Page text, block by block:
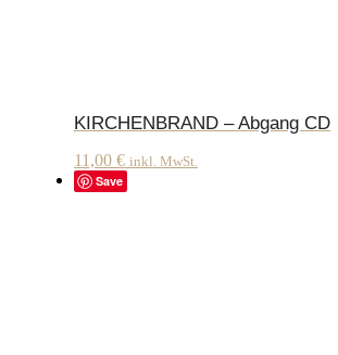
KIRCHENBRAND – Abgang CD
11,00 € inkl. MwSt.
Save